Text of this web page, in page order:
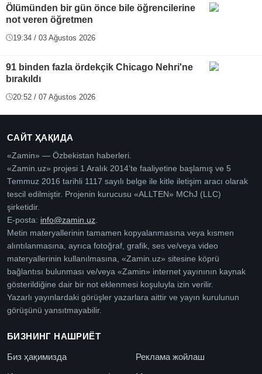
Ölümünden bir gün önce bile öğrencilerine
not veren öğretmen
19:34 / 03 Ağustos 2026
91 binden fazla ördekçik Chicago Nehri'ne
bırakıldı
20:52 / 07 Ağustos 2026
САЙТ ҲАҚИДА
«Zamin» — Özbekistan haberleri.
«Zamin.uz» projesi 1 Aralık 2014’te faaliyetine başlamış ve 5
Temmuz 2016 tarihli 1117 sayılı belge ile kitle iletişim aracı olarak
tescil edilmiştir. Projenin kurucusu «ALLTEN» MChJ (LLC)
şirketidir.
E-posta: info@zamin.uz
Metin materyallerinin tamamen kopyalanmasına veya kısmen
alıntılanmasına, ayrıca fotoğraf, grafik, ses ve/veya video
materyallerinin kullanılmasına, «Zamin.uz» sitesine köprü
bağlantısı bulunması ve/veya «Zamin» internet yayınının kaynak
gösterildiğine dair bir not eklenmesi koşuluyla izin verilir.
Yazarlı yayınlardaki görüşler yazarlara aittir ve yayın kurulunun
görüşünü yansıtmayabilir.
БИЗНИНГ НАШРИЁТ
Биз ҳақимизда
Реклама жойлаш